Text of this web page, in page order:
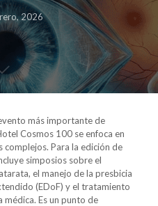
2026
más importante de
Cosmos 100 se enfoca en
complejos. Para la edición de
simposios sobre el
el manejo de la presbicia
(EDoF) y el tratamiento
Es un punto de